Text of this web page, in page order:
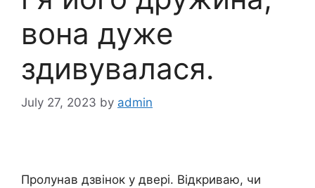
вона дуже
здивувалася.
July 27, 2023 by admin
Пролунав дзвінок у двері. Відкриваю, чи